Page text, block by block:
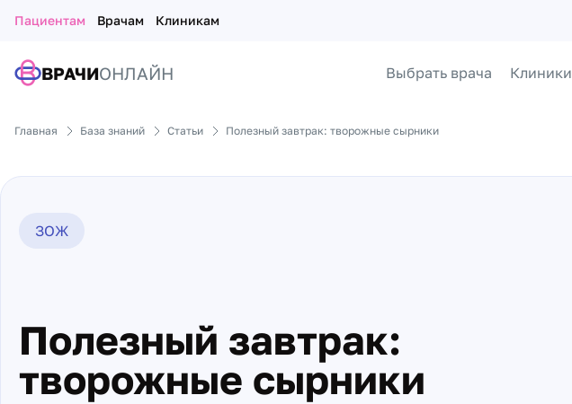
Пациентам Врачам Клиникам
ВРАЧИОНЛАЙН Выбрать врача Клиники
Главная База знаний Статьи Полезный завтрак: творожные сырники
ЗОЖ
Полезный завтрак:
творожные сырники